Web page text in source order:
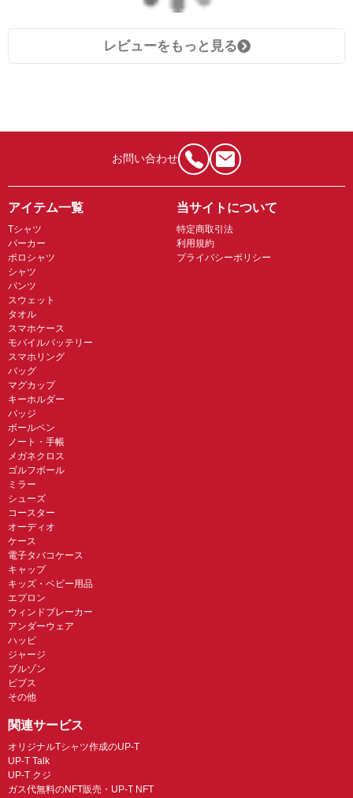
レビューをもっと見る
お問い合わせ
アイテム一覧
Tシャツ
パーカー
ポロシャツ
シャツ
パンツ
スウェット
タオル
スマホケース
モバイルバッテリー
スマホリング
バッグ
マグカップ
キーホルダー
バッジ
ボールペン
ノート・手帳
メガネクロス
ゴルフボール
ミラー
シューズ
コースター
オーディオ
ケース
電子タバコケース
キャップ
キッズ・ベビー用品
エプロン
ウィンドブレーカー
アンダーウェア
ハッピ
ジャージ
ブルゾン
ビブス
その他
当サイトについて
特定商取引法
利用規約
プライバシーポリシー
関連サービス
オリジナルTシャツ作成のUP-T
UP-T Talk
UP-T クジ
ガス代無料のNFT販売・UP-T NFT